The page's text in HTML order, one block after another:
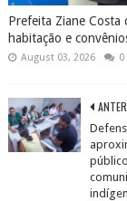
Prefeita Ziane Costa
habitação e
August 03, 2026 0